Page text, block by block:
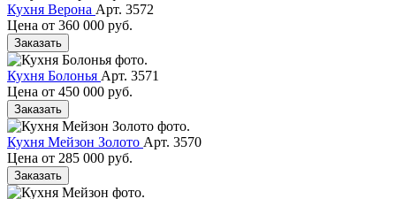
Кухня Верона Арт. 3572
Цена от 360 000 руб.
Заказать
Кухня Болонья Арт. 3571
Цена от 450 000 руб.
Заказать
Кухня Мейзон Золото Арт. 3570
Цена от 285 000 руб.
Заказать